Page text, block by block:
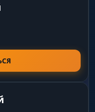
под разных
секунд